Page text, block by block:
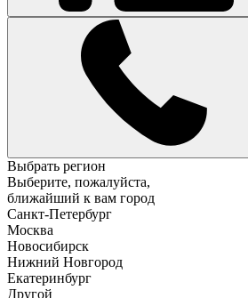
Выбрать регион
Выберите, пожалуйста,
ближайший к вам город
Санкт-Петербург
Москва
Новосибирск
Нижний Новгород
Екатеринбург
Другой